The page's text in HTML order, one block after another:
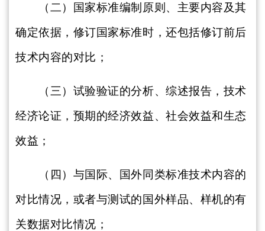
（二）国家标准编制原则、主要内容及其
确定依据，修订国家标准时，还包括修订前后
技术内容的对比；
（三）试验验证的分析、综述报告，技术
经济论证，预期的经济效益、社会效益和生态
效益；
（四）与国际、国外同类标准技术内容的
对比情况，或者与测试的国外样品、样机的有
关数据对比情况；